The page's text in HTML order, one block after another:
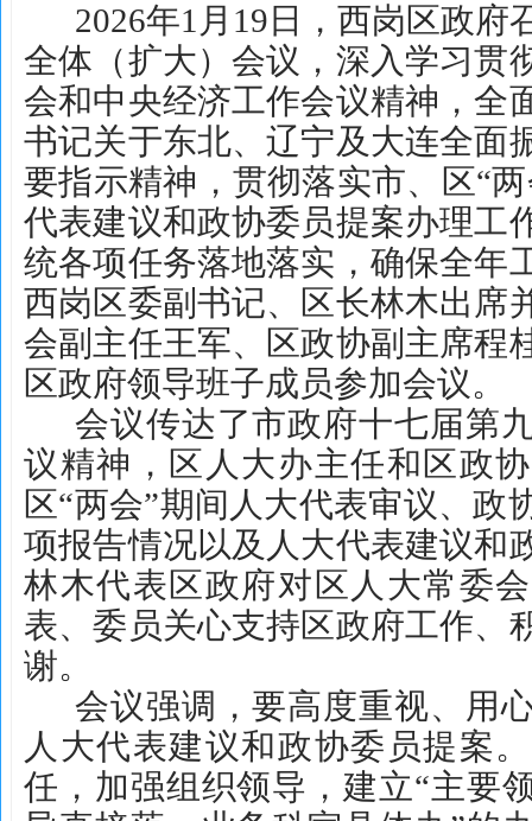
2026年1月19日，西岗区政府
全体（扩大）会议，深入学习贯
会和中央经济工作会议精神，全
书记关于东北、辽宁及大连全面
要指示精神，贯彻落实市、区“
代表建议和政协委员提案办理工
统各项任务落地落实，确保全年
西岗区委副书记、区长林木出席
会副主任王军、区政协副主席程
区政府领导班子成员参加会议。
会议传达了市政府十七届第
议精神，区人大办主任和区政
区“两会”期间人大代表审议、政
项报告情况以及人大代表建议和
林木代表区政府对区人大常委
表、委员关心支持区政府工作、
谢。
会议强调，要高度重视、用
人大代表建议和政协委员提案
任，加强组织领导，建立“主要